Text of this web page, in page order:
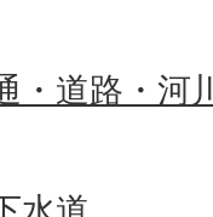
・道路・河川